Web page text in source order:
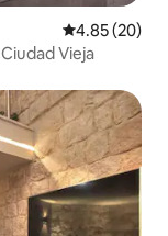
Calificación
4.85 (20)
Vieja